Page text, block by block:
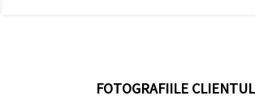
FOTOGRAFIILE